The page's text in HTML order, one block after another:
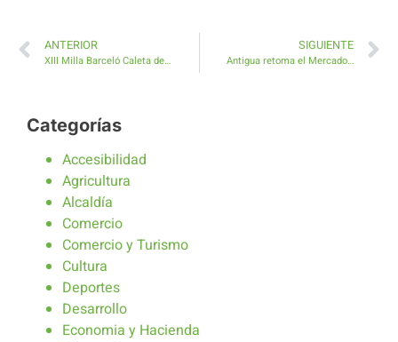
ANTERIOR
XIII Milla Barceló Caleta de Fuste récord de momentos y emociones
SIGUIENTE
Antigua retoma el Mercado Agrícola cada primer domingo de mes
Categorías
Accesibilidad
Agricultura
Alcaldía
Comercio
Comercio y Turismo
Cultura
Deportes
Desarrollo
Economia y Hacienda